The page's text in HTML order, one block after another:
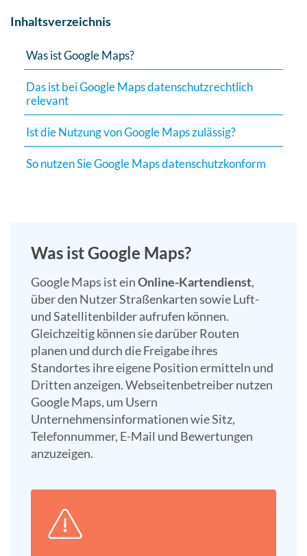
zu
gelangen.
von
Inhaltsverzeichnis
Was ist Google Maps?
Das ist bei Google Maps datenschutzrechtlich
relevant
Ist die Nutzung von Google Maps zulässig?
So nutzen Sie Google Maps datenschutzkonform
Was ist Google Maps?
Google Maps ist einOnline-Kartendienst,
über den Nutzer Straßenkarten sowie Luft-
und Satellitenbilder aufrufen können.
Gleichzeitig können sie darüber Routen
planen und durch die Freigabe ihres
Standortes ihre eigene Position ermitteln und
Dritten anzeigen. Webseitenbetreiber nutzen
Google Maps, um Usern
Unternehmensinformationen wie Sitz,
Telefonnummer, E-Mail und Bewertungen
anzuzeigen.